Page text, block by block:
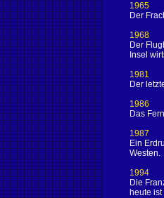
1965
Der
1968
Der
Insel
1981
Der
1986
Das
1987
Ein
Westen.
1994
Die
heute ist